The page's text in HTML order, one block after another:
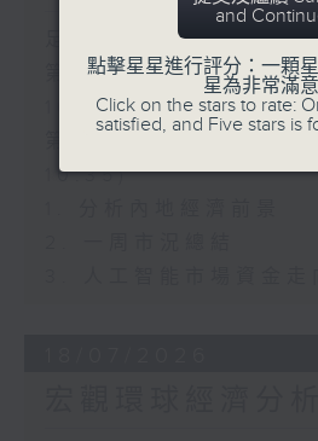
足本 Full (HKT
第一部份 Part 1
10:00)
第二部份 Part 2
10:35)
and
點擊星星進行評分：一顆
星為非常滿
Click on the stars to rate:
satisfied, and Five stars is